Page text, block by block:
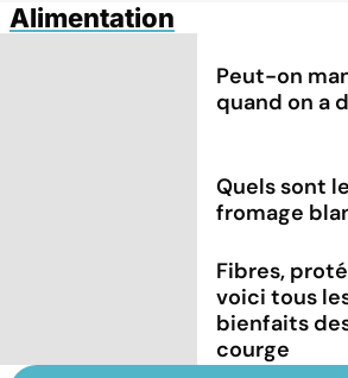
Alimentation
Peut-on
quand on a
Quels sont
fromage
Fibres,
voici tous
bienfaits
courge